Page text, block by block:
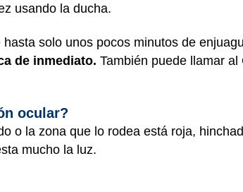
usando la ducha.
solo unos pocos minutos de
de inmediato. También puede llamar al
ocular?
o la zona que lo rodea está roja,
mucho la luz.